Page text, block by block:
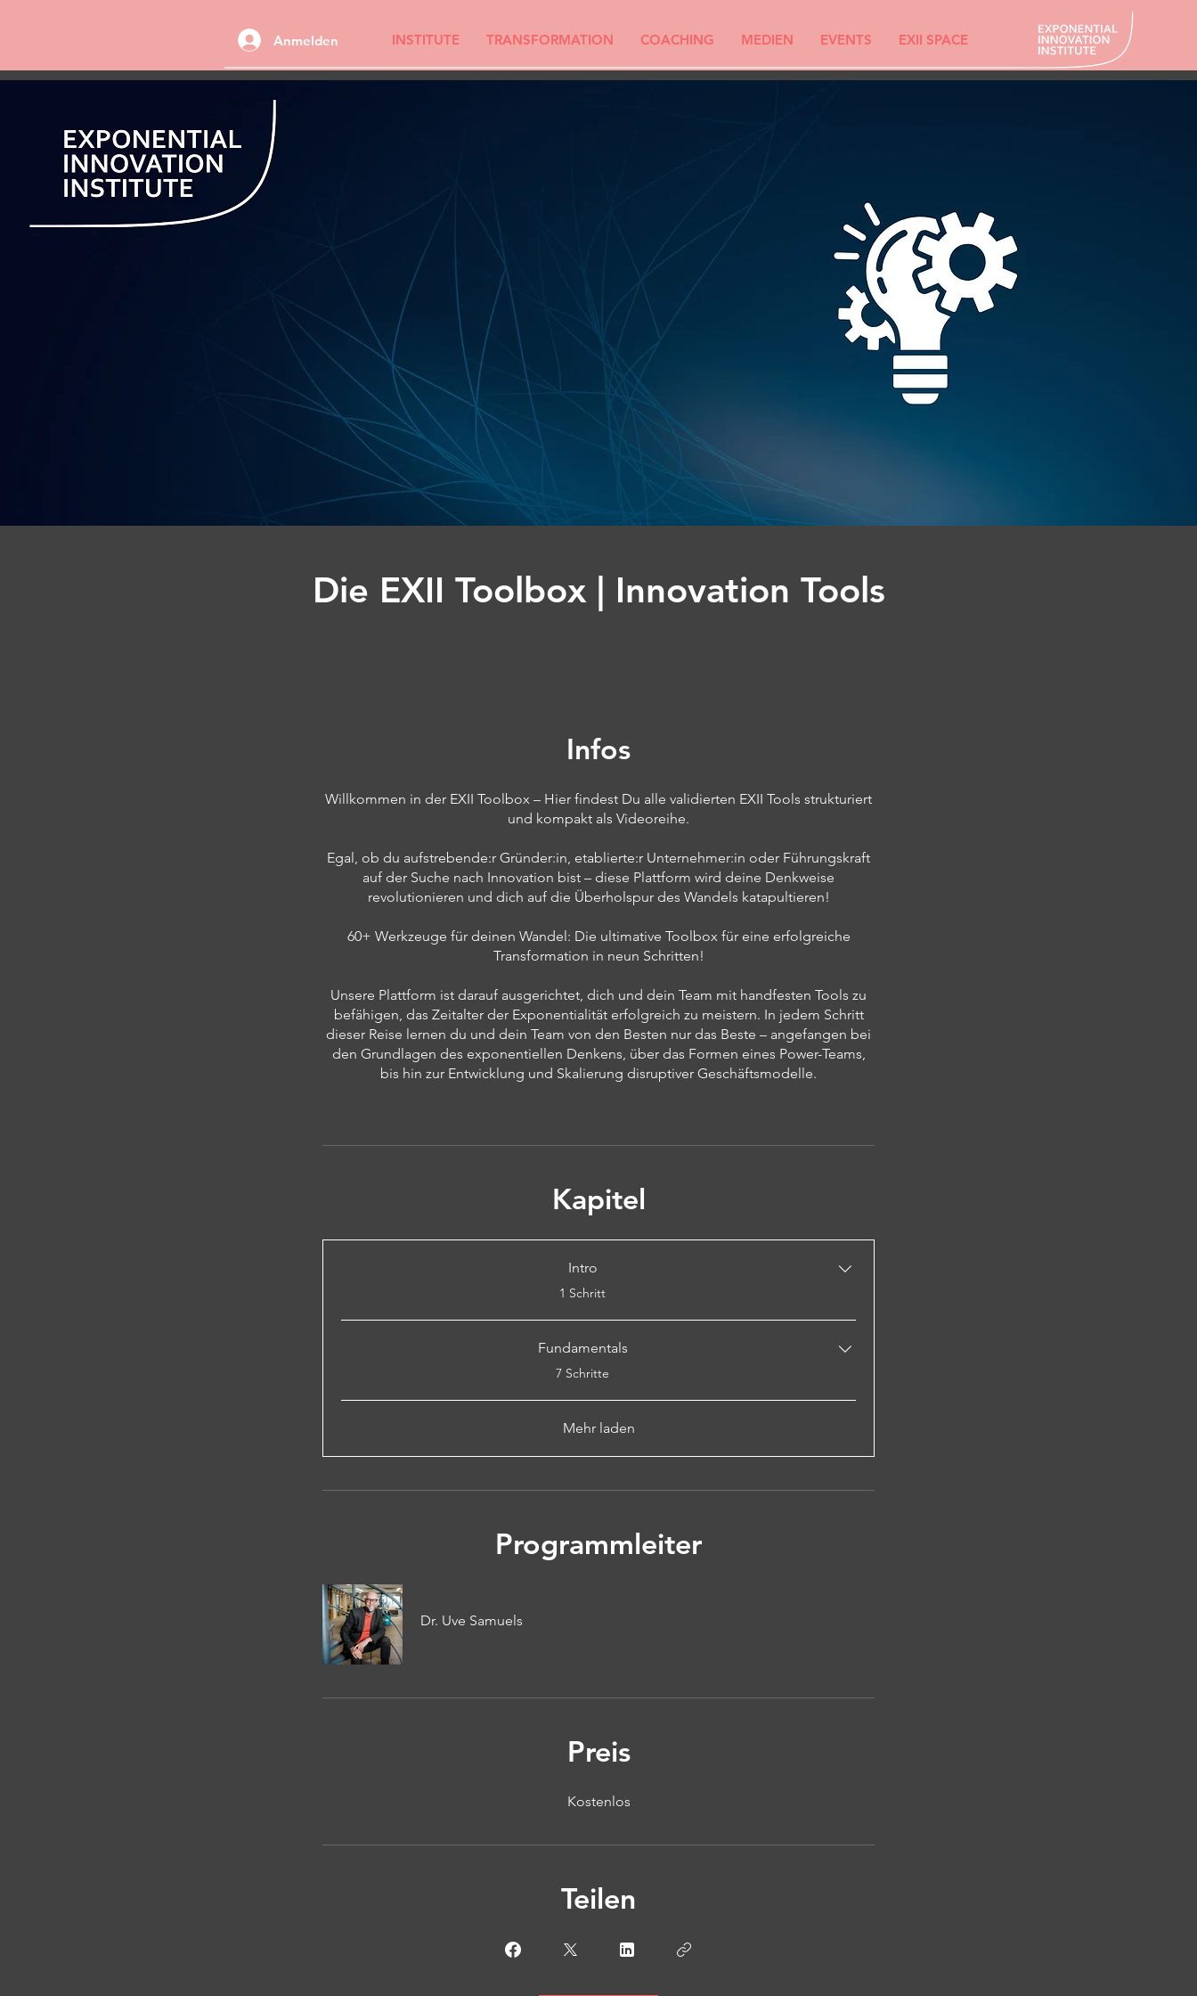
INSTITUTE TRANSFORMATION COACHING MEDIEN EVENTS EXII SPACE
Anmelden
Die EXII Toolbox | Innovation Tools
Infos
Willkommen in der EXII Toolbox – Hier findest Du alle validierten EXII Tools strukturiert
und kompakt als Videoreihe.
Egal, ob du aufstrebende:r Gründer:in, etablierte:r Unternehmer:in oder Führungskraft
auf der Suche nach Innovation bist – diese Plattform wird deine Denkweise
revolutionieren und dich auf die Überholspur des Wandels katapultieren!
60+ Werkzeuge für deinen Wandel: Die ultimative Toolbox für eine erfolgreiche
Transformation in neun Schritten!
Unsere Plattform ist darauf ausgerichtet, dich und dein Team mit handfesten Tools zu
befähigen, das Zeitalter der Exponentialität erfolgreich zu meistern. In jedem Schritt
dieser Reise lernen du und dein Team von den Besten nur das Beste – angefangen bei
den Grundlagen des exponentiellen Denkens, über das Formen eines Power-Teams,
bis hin zur Entwicklung und Skalierung disruptiver Geschäftsmodelle.
Kapitel
Intro
.
1 Schritt
Fundamentals
7 Schritte
Mehr laden
Programmleiter
Dr. Uve Samuels
Preis
Kostenlos
Teilen